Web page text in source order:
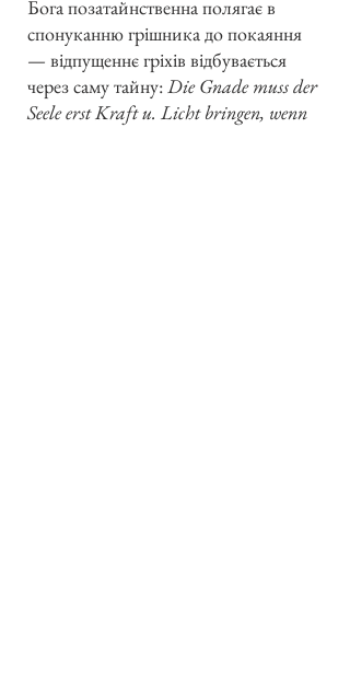
Бога позатайнственна полягає в
спонуканню грішника до покаяння
— відпущеннє гріхів відбувається
через саму тайну:Die Gnade muss der
Seele erst Kraft u. Licht bringen, wenn